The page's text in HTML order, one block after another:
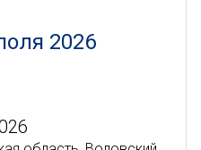
2026